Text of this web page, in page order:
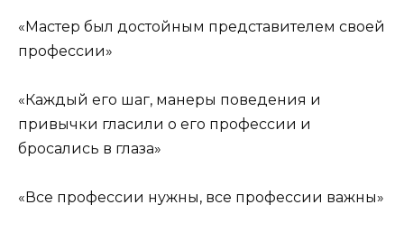
«Мастер был достойным представителем своей
профессии»
«Каждый его шаг, манеры поведения и
привычки гласили о его профессии и
бросались в глаза»
«Все профессии нужны, все профессии важны»